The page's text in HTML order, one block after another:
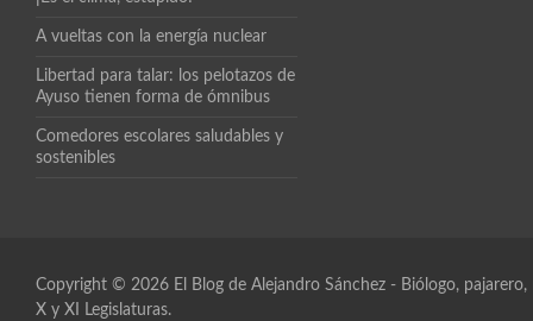
A vueltas con la energía nuclear
Libertad para talar: los pelotazos de
Ayuso tienen forma de ómnibus
Comedores escolares saludables y
sostenibles
Copyright © 2026 El Blog de Alejandro Sánchez - Biólogo,
X y XI Legislaturas.